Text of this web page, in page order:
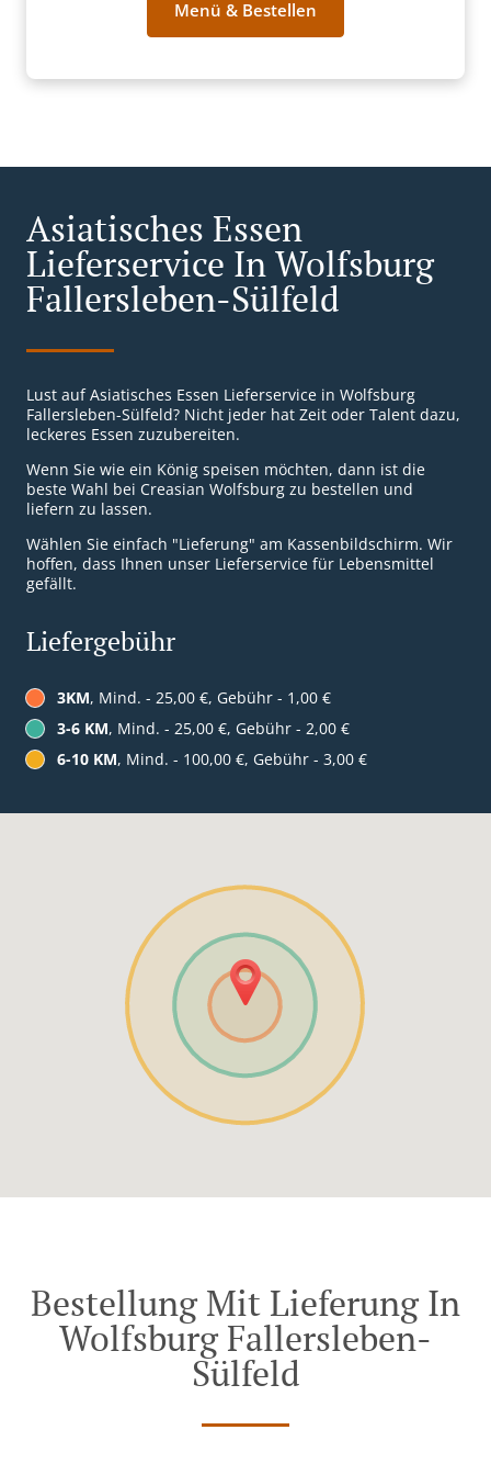
Menü & Bestellen
Asiatisches Essen
Lieferservice In Wolfsburg
Fallersleben-Sülfeld
Lust auf Asiatisches Essen Lieferservice in Wolfsburg
Fallersleben-Sülfeld? Nicht jeder hat Zeit oder Talent dazu,
leckeres Essen zuzubereiten.
Wenn Sie wie ein König speisen möchten, dann ist die
beste Wahl bei Creasian Wolfsburg zu bestellen und
liefern zu lassen.
Wählen Sie einfach "Lieferung" am Kassenbildschirm. Wir
hoffen, dass Ihnen unser Lieferservice für Lebensmittel
gefällt.
Liefergebühr
3KM, Mind. - 25,00 €, Gebühr - 1,00 €
3-6 KM, Mind. - 25,00 €, Gebühr - 2,00 €
6-10 KM, Mind. - 100,00 €, Gebühr - 3,00 €
Bestellung Mit Lieferung In
Wolfsburg Fallersleben-
Sülfeld